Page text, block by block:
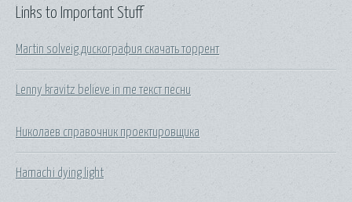
Links to Important Stuff
Martin solveig дискография скачать торрент
Lenny kravitz believe in me текст песни
Николаев справочник проектировщика
Hamachi dying light